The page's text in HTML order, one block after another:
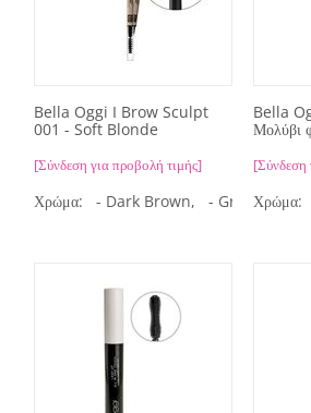
Bella Oggi I Brow Sculpt
001 - Soft Blonde
[Σύνδεση για προβολή τιμής]
Χρώμα: - Dark Brown, - Granite
Bella
Μολύβι
[Σύνδεση
Χρώμα: